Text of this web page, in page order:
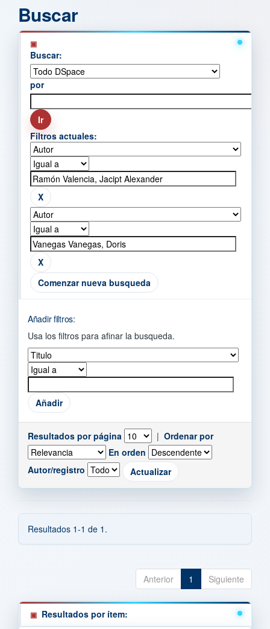
Buscar
Buscar:
por
Filtros actuales:
Comenzar nueva busqueda
Añadir filtros:
Usa los filtros para afinar la busqueda.
Resultados por página | Ordenar por
En orden
Autor/registro
Resultados 1-1 de 1.
Anterior 1 Siguiente
Resultados por ítem: